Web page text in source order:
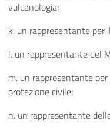
vulcanologia;
k. un rappresentante per
l. un rappresentante del
m. un rappresentante
protezione civile;
n. un rappresentante